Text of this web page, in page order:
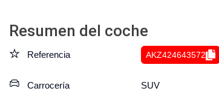
Resumen del coche
Referencia AKZ424643572
Carrocería SUV